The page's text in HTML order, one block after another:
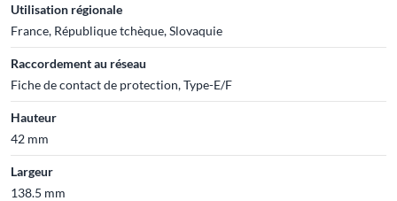
Utilisation régionale
France, République tchèque, Slovaquie
Raccordement au réseau
Fiche de contact de protection, Type-E/F
Hauteur
42 mm
Largeur
138.5 mm